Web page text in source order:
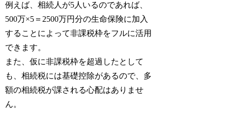
例えば、相続人が5人いるのであれば、
500万×5＝2500万円分の生命保険に加入
することによって非課税枠をフルに活用
できます。
また、仮に非課税枠を超過したとして
も、相続税には基礎控除があるので、多
額の相続税が課される心配はありませ
ん。